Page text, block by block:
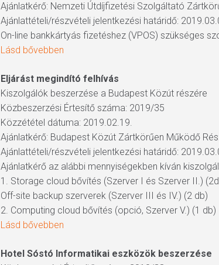
Ajánlatkérő: Nemzeti Útdíjfizetési Szolgáltató
Ajánlattételi/részvételi jelentkezési határidő:
On-line bankkártyás fizetéshez (VPOS) szükséges
Lásd bővebben
Eljárást megindító felhívás
Kiszolgálók beszerzése a Budapest Közút részére
Közbeszerzési Értesítő száma: 2019/35
Közzététel dátuma: 2019.02.19.
Ajánlatkérő: Budapest Közút Zártkörűen Működő
Ajánlattételi/részvételi jelentkezési határidő:
Ajánlatkérő az alábbi mennyiségekben kíván
1. Storage cloud bővítés (Szerver I és Szerver II.)
Off-site backup szerverek (Szerver III és IV.) (2 db)
2. Computing cloud bővítés (opció, Szerver V.) (1 db)
Lásd bővebben
Hotel Sóstó Informatikai eszközök beszerzése